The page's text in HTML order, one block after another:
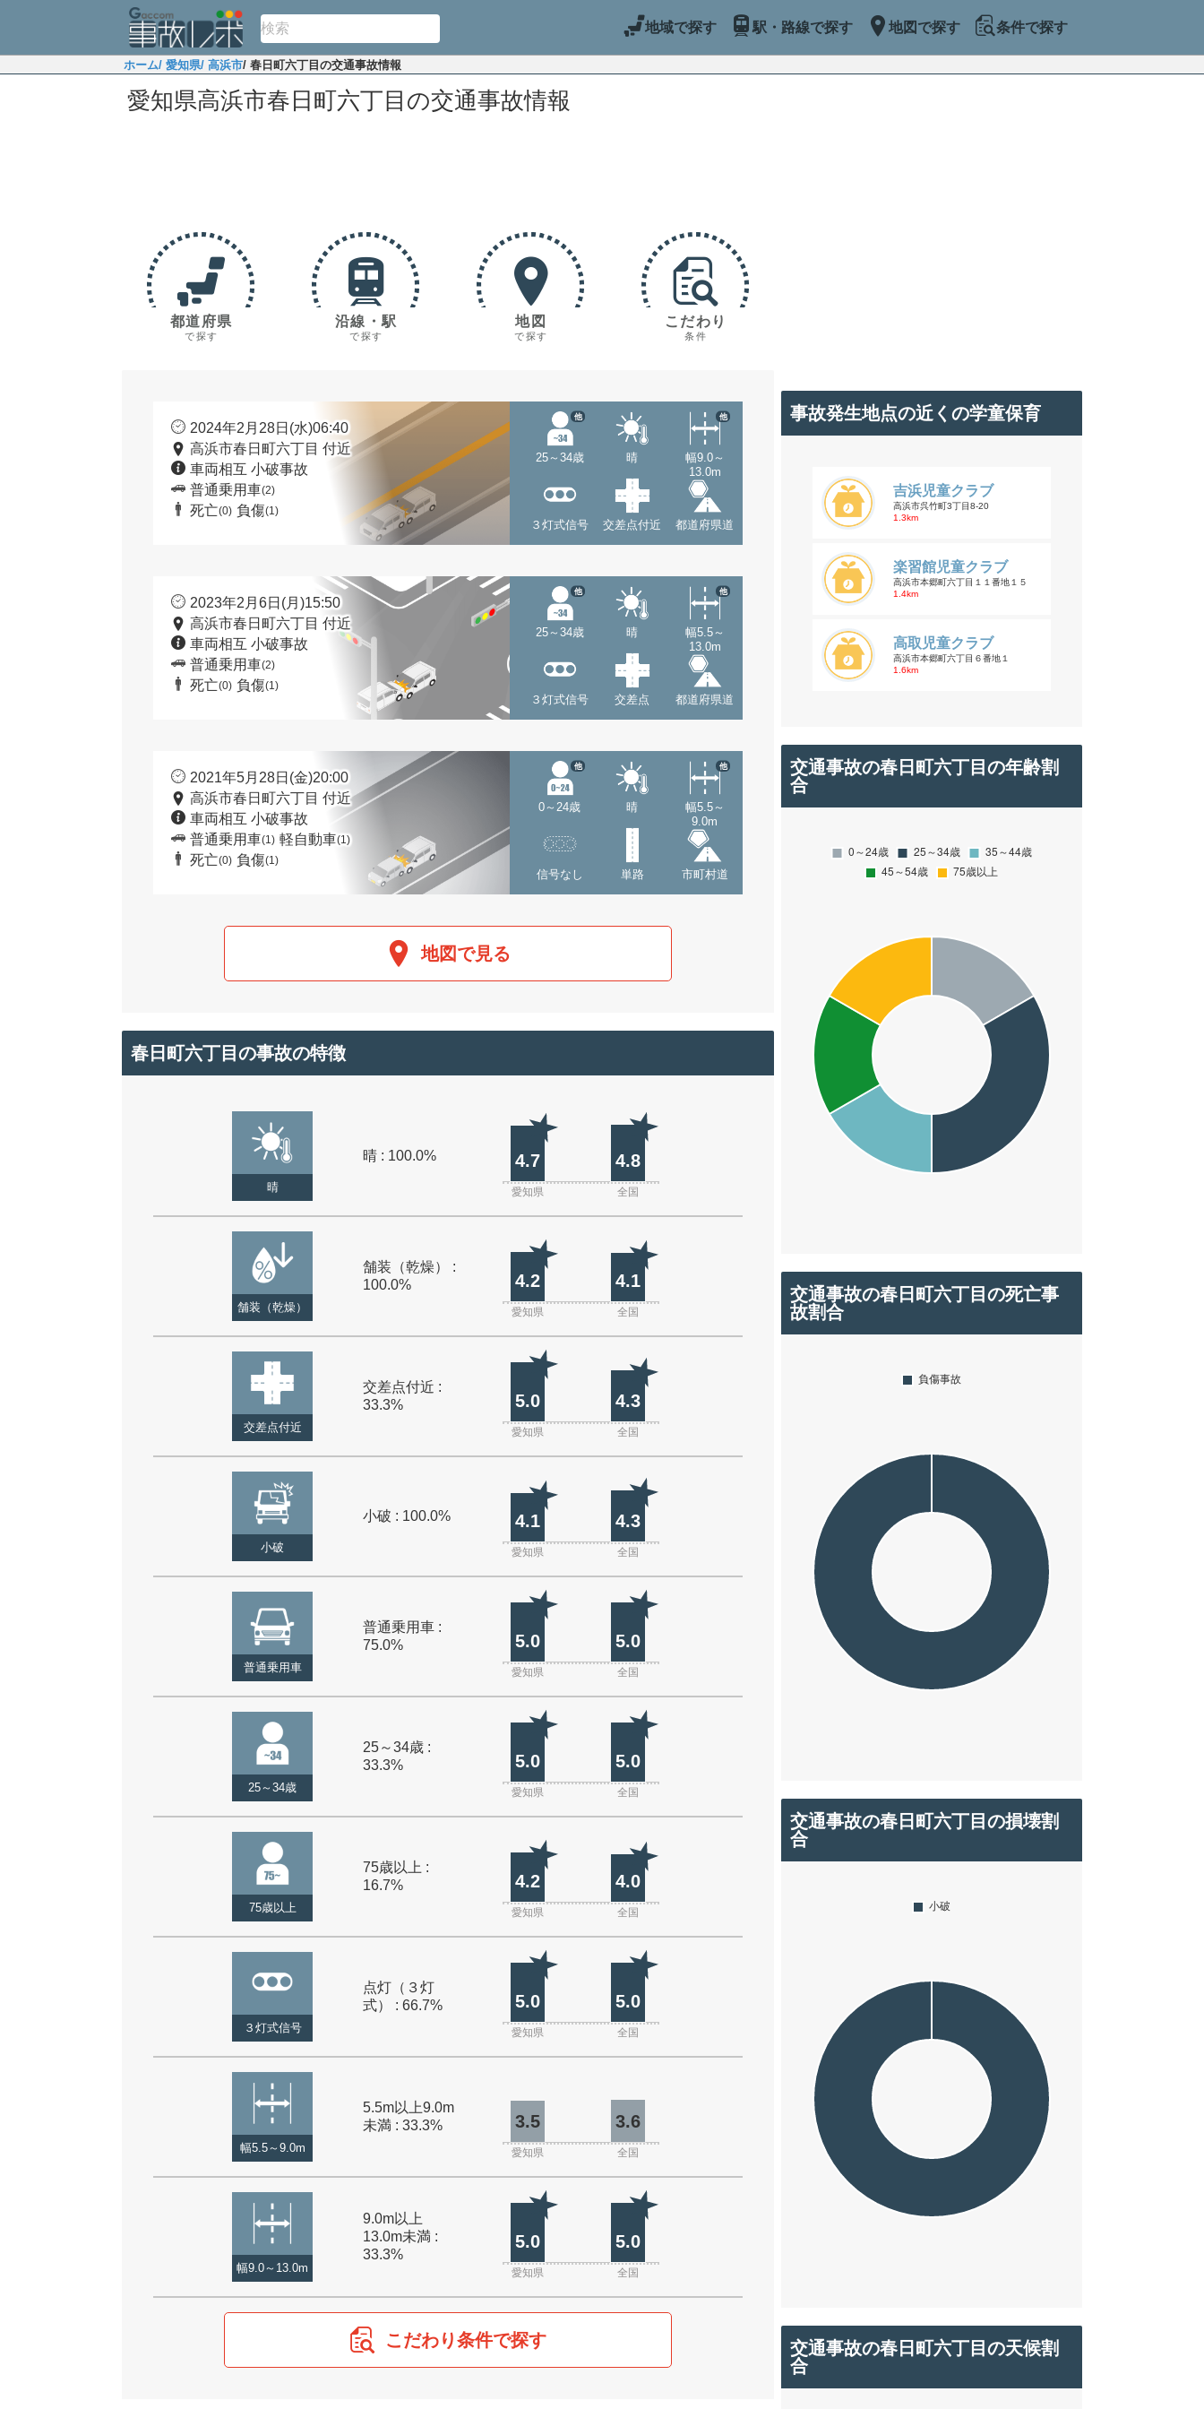
地域で探す 駅・路線で探す 地図で探す 条件で探す
ホーム/ 愛知県/ 高浜市/ 春日町六丁目の交通事故情報
愛知県高浜市春日町六丁目の交通事故情報
都道府県
で探す
沿線・駅
で探す
地図
で探す
こだわり
条件
2024年2月28日(水)06:40
高浜市春日町六丁目 付近
車両相互 小破事故
普通乗用車(2)
死亡(0) 負傷(1)
25～34歳
他
晴
幅9.0～
13.0m
他
３灯式信号 交差点付近 都道府県道
2023年2月6日(月)15:50
高浜市春日町六丁目 付近
車両相互 小破事故
普通乗用車(2)
死亡(0) 負傷(1)
25～34歳
他
晴
幅5.5～
13.0m
他
３灯式信号 交差点 都道府県道
2021年5月28日(金)20:00
高浜市春日町六丁目 付近
車両相互 小破事故
普通乗用車(1) 軽自動車(1)
死亡(0) 負傷(1)
0～24歳
他
晴
幅5.5～
9.0m
他
信号なし 単路 市町村道
地図で見る
春日町六丁目の事故の特徴
晴
晴 : 100.0% 4.7 4.8
愛知県 全国
舗装（乾燥）
舗装（乾燥） :
100.0%
4.2 4.1
愛知県 全国
交差点付近
交差点付近 :
33.3%
5.0 4.3
愛知県 全国
小破
小破 : 100.0% 4.1 4.3
愛知県 全国
普通乗用車
普通乗用車 :
75.0%
5.0 5.0
愛知県 全国
25～34歳
25～34歳 :
33.3%
5.0 5.0
愛知県 全国
75歳以上
75歳以上 :
16.7%
4.2 4.0
愛知県 全国
３灯式信号
点灯（３灯
式） : 66.7%
5.0 5.0
愛知県 全国
幅5.5～9.0m
5.5m以上9.0m
未満 : 33.3%
3.5 3.6
愛知県 全国
幅9.0～13.0m
9.0m以上
13.0m未満 :
33.3%
5.0 5.0
愛知県 全国
こだわり条件で探す
事故発生地点の近くの学童保育
吉浜児童クラブ
高浜市呉竹町3丁目8-20
1.3km
楽習館児童クラブ
高浜市本郷町六丁目１１番地１５
1.4km
高取児童クラブ
高浜市本郷町六丁目６番地１
1.6km
交通事故の春日町六丁目の年齢割
合
交通事故の春日町六丁目の死亡事
故割合
交通事故の春日町六丁目の損壊割
合
交通事故の春日町六丁目の天候割
合